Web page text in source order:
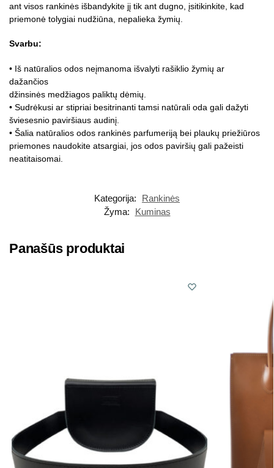
ant visos rankinės išbandykite jį tik ant dugno, įsitikinkite, kad
priemonė tolygiai nudžiūna, nepalieka žymių.
Svarbu:
• Iš natūralios odos neįmanoma išvalyti rašiklio žymių ar
dažančios
džinsinės medžiagos paliktų dėmių.
• Sudrėkusi ar stipriai besitrinanti tamsi natūrali oda gali dažyti
šviesesnio paviršiaus audinį.
• Šalia natūralios odos rankinės parfumeriją bei plaukų priežiūros
priemones naudokite atsargiai, jos odos paviršių gali pažeisti
neatitaisomai.
Kategorija:
Rankinės
Žyma:
Kuminas
Panašūs produktai